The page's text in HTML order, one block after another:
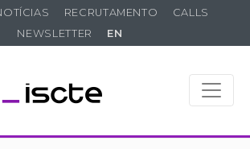
RECRUTAMENTO
CALLS
NEWSLETTER
EN